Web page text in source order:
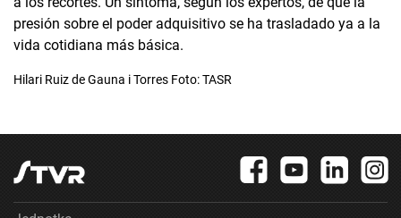
presión sobre el poder adquisitivo se ha trasladado ya a la
vida cotidiana más básica.
Hilari Ruiz de Gauna i Torres Foto: TASR